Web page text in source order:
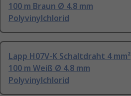
100 m Braun Ø 4.8 mm
Polyvinylchlorid
Lapp H07V-K Schaltdraht 4 mm²
100 m Weiß Ø 4.8 mm
Polyvinylchlorid